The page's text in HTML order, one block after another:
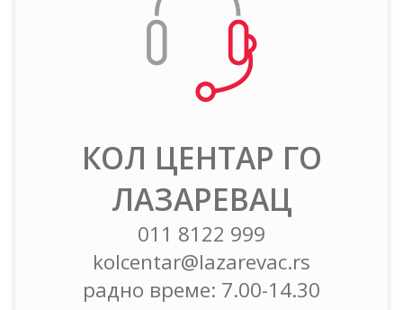
КОЛ ЦЕНТАР ГО
ЛАЗАРЕВАЦ
011 8122 999
kolcentar@lazarevac.rs
радно време: 7.00-14.30